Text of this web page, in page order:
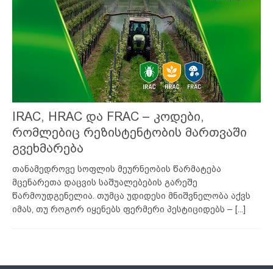
IRAC, HRAC და FRAC – კოდები,
რომლებიც რეზისტენტობის მართვაში
გვეხმარება
თანამედროვე სოფლის მეურნეობის წარმატება
მცენარეთა დაცვის საშუალებების გარეშე
წარმოუდგენელია. თუმცა უდიდესი მნიშვნელობა აქვს
იმას, თუ როგორ იყენებს ფერმერი პესტიციდებს – [...]